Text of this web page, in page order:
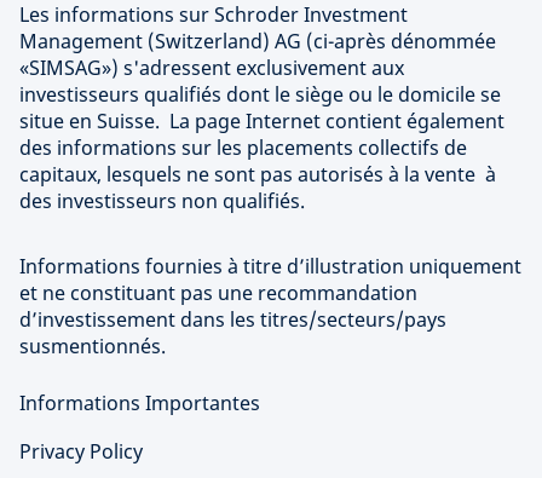
Les informations sur Schroder Investment
Management (Switzerland) AG (ci-après dénommée
«SIMSAG») s'adressent exclusivement aux
investisseurs qualifiés dont le siège ou le domicile se
situe en Suisse. La page Internet contient également
des informations sur les placements collectifs de
capitaux, lesquels ne sont pas autorisés à la vente à
des investisseurs non qualifiés.
Informations fournies à titre d’illustration uniquement
et ne constituant pas une recommandation
d’investissement dans les titres/secteurs/pays
susmentionnés.
Informations Importantes
Privacy Policy